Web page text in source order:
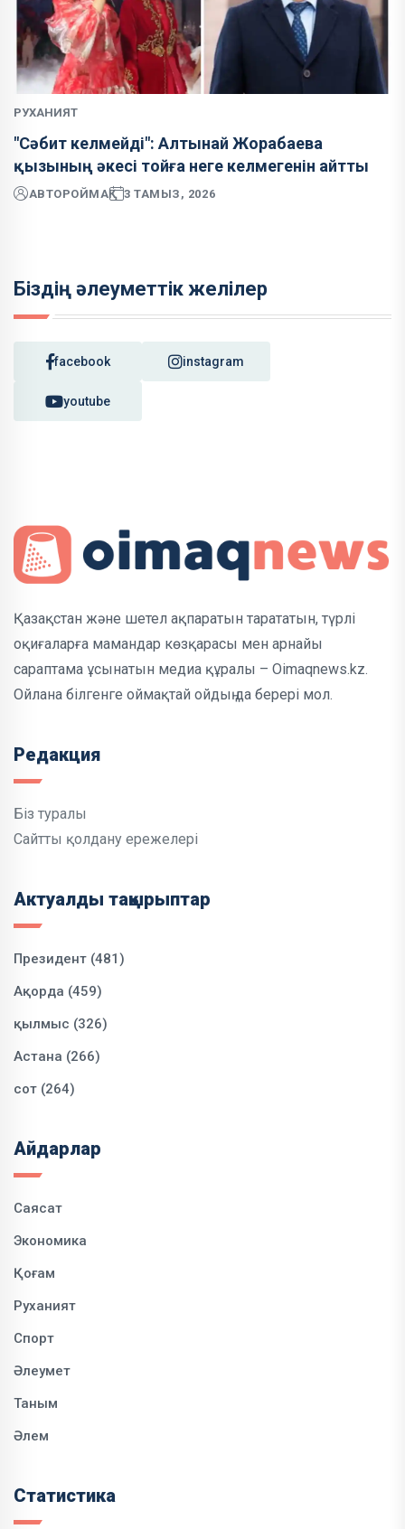
РУХАНИЯТ
"Сәбит келмейді": Алтынай Жорабаева
қызының әкесі тойға неге келмегенін айтты
АВТОРОЙМАҚ 3 ТАМЫЗ, 2026
Біздің әлеуметтік желілер
facebook instagram
youtube
Қазақстан және шетел ақпаратын тарататын, түрлі
оқиғаларға мамандар көзқарасы мен арнайы
сараптама ұсынатын медиа құралы – Oimaqnews.kz.
Ойлана білгенге оймақтай ойдың да берері мол.
Редакция
Біз туралы
Сайтты қолдану ережелері
Актуалды тақырыптар
Президент (481)
Ақорда (459)
қылмыс (326)
Астана (266)
сот (264)
Айдарлар
Саясат
Экономика
Қоғам
Руханият
Спорт
Әлеумет
Таным
Әлем
Статистика